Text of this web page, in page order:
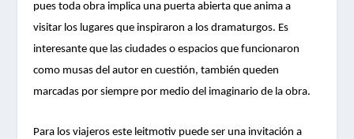
pues toda obra implica una puerta abierta que anima a
visitar los lugares que inspiraron a los dramaturgos. Es
interesante que las ciudades o espacios que funcionaron
como musas del autor en cuestión, también queden
marcadas por siempre por medio del imaginario de la obra.
Para los viajeros este leitmotiv puede ser una invitación a